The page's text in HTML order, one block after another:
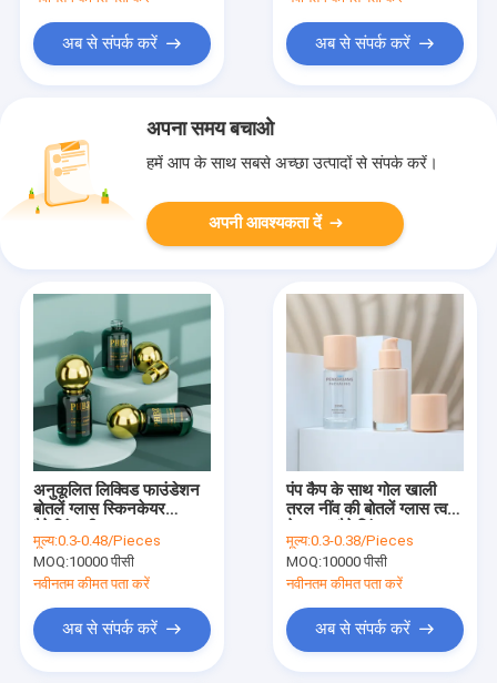
अब से संपर्क करें अब से संपर्क करें
अपना समय बचाओ
हमें आप के साथ सबसे अच्छा उत्पादों से संपर्क करें।
अपनी आवश्यकता दें
अनुकूलित लिक्विड फाउंडेशन
बोतलें ग्लास स्किनकेयर
मूल्य:0.3-0.48/Pieces
MOQ:10000 पीसी
नवीनतम कीमत पता करें
अब से संपर्क करें
पंप कैप के साथ गोल खाली
तरल नींव की बोतलें ग्लास त्वचा
मूल्य:0.3-0.38/Pieces
MOQ:10000 पीसी
नवीनतम कीमत पता करें
अब से संपर्क करें